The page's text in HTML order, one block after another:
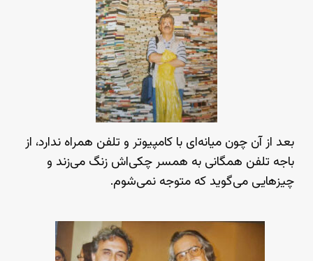
بعد از آن چون میانه‌ای با کامپیوتر و تلفن همراه ندارد، از
باجه تلفن همگانی به همسر چکی‌اش زنگ می‌زند و
چیزهایی می‌گوید که متوجه نمی‌شوم.